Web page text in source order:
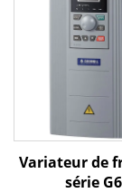
Variateur de
série